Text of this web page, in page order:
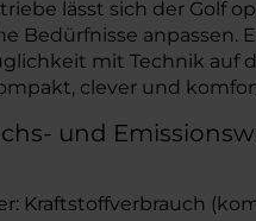
lässt sich der Golf
Bedürfnisse anpassen.
mit Technik auf
clever und
und
Kraftstoffverbrauch